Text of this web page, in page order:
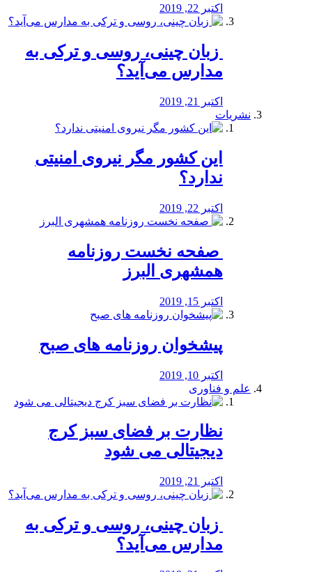
اکتبر 22, 2019
️ زبان چینی، روسی و ترکی به
مدارس می‌آید؟
اکتبر 21, 2019
نشریات
این کشور مگر نیروی امنیتی
ندارد؟
اکتبر 22, 2019
️ صفحه نخست روزنامه‌
همشهری البرز
اکتبر 15, 2019
پیشخوان روزنامه های صبح
اکتبر 10, 2019
علم و فناوری
نظارت بر فضای سبز کرج
دیجیتالی می شود
اکتبر 21, 2019
️ زبان چینی، روسی و ترکی به
مدارس می‌آید؟